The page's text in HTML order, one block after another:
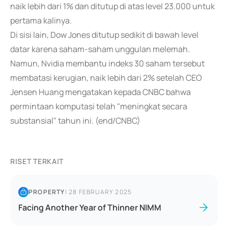
naik lebih dari 1% dan ditutup di atas level 23.000 untuk
pertama kalinya.
Di sisi lain, Dow Jones ditutup sedikit di bawah level
datar karena saham-saham unggulan melemah.
Namun, Nvidia membantu indeks 30 saham tersebut
membatasi kerugian, naik lebih dari 2% setelah CEO
Jensen Huang mengatakan kepada CNBC bahwa
permintaan komputasi telah "meningkat secara
substansial" tahun ini. (end/CNBC)
RISET TERKAIT
PROPERTY|28 FEBRUARY 2025
Facing Another Year of Thinner NIMM